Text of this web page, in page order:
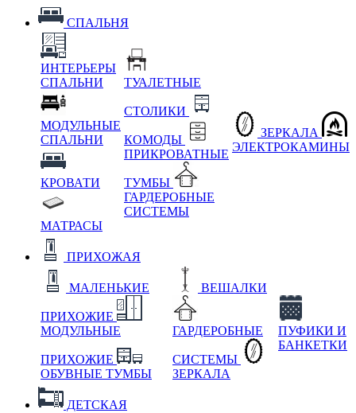
СПАЛЬНЯ
ИНТЕРЬЕРЫ
СПАЛЬНИ
МОДУЛЬНЫЕ
СПАЛЬНИ
КРОВАТИ
МАТРАСЫ
ТУАЛЕТНЫЕ
СТОЛИКИ
КОМОДЫ
ПРИКРОВАТНЫЕ
ТУМБЫ
ГАРДЕРОБНЫЕ
СИСТЕМЫ
ЗЕРКАЛА
ЭЛЕКТРОКАМИНЫ
ПРИХОЖАЯ
МАЛЕНЬКИЕ
ПРИХОЖИЕ
МОДУЛЬНЫЕ
ПРИХОЖИЕ
ОБУВНЫЕ ТУМБЫ
ВЕШАЛКИ
ГАРДЕРОБНЫЕ
СИСТЕМЫ
ЗЕРКАЛА
ПУФИКИ И
БАНКЕТКИ
ДЕТСКАЯ